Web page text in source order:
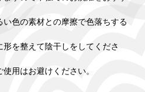
色の素材との摩擦で色落ちする
を整えて陰干しをしてくださ
用はお避けください。